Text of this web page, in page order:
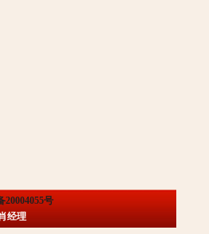
20004055号
经理